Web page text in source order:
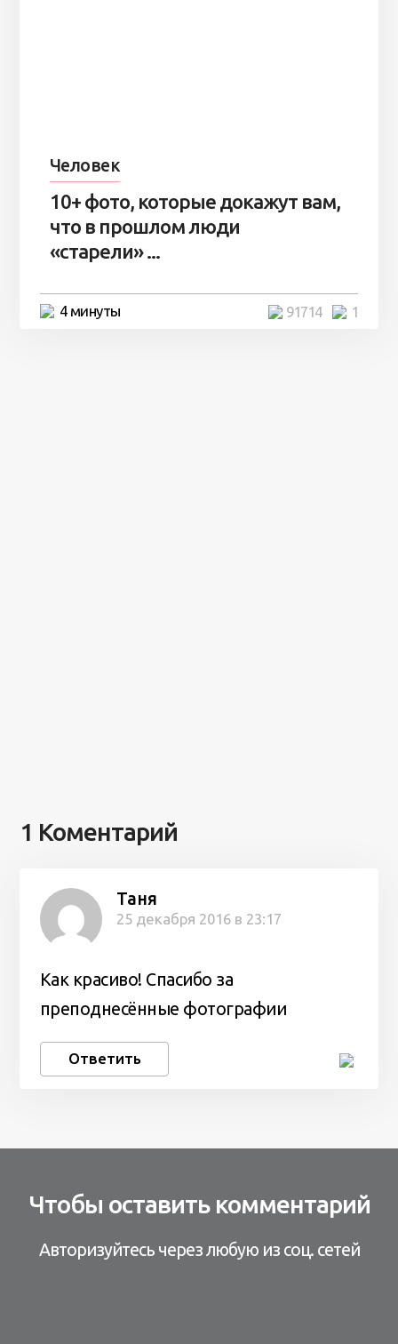
Человек
10+ фото, которые докажут вам,
что в прошлом люди
«старели» ...
4 минуты 1
91714
1 Коментарий
Таня
25 декабря 2016 в 23:17
Как красиво! Спасибо за
преподнесённые фотографии
Ответить
Чтобы оставить комментарий
Авторизуйтесь через любую из соц. сетей